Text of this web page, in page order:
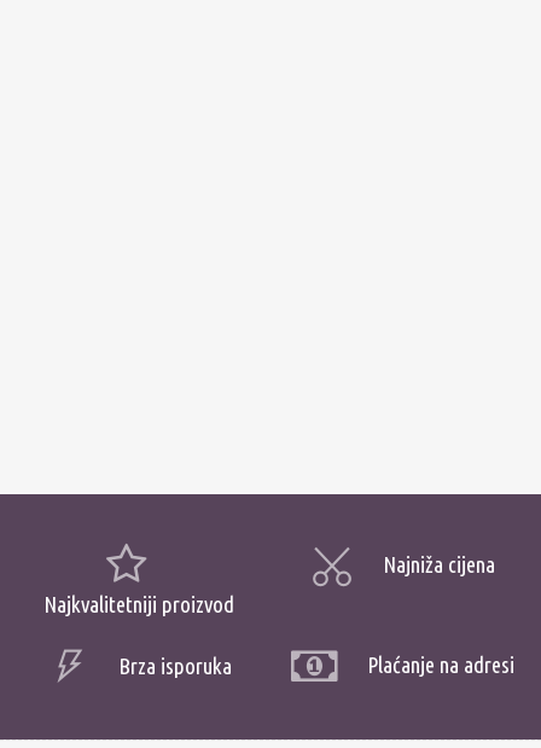
Najkvalitetniji proizvod
Najniža cijena
Brza isporuka Plaćanje na adresi